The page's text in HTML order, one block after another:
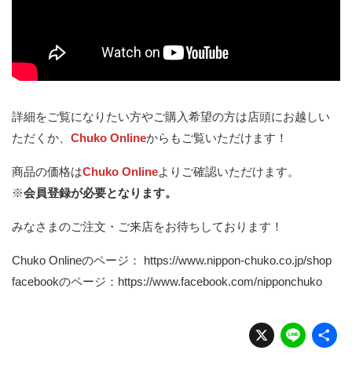
詳細をご覧になりたい方やご購入希望の方は店頭にお越しい
ただくか、 Chuko Onlineからもご覧いただけます！
商品の価格はChuko Onlineよりご確認いただけます。
※会員登録が必要となります。
みなさまのご注文・ご来店をお待ちしております！
Chuko Onlineのページ： https://www.nippon-chuko.co.jp/shop
facebookのページ： https://www.facebook.com/nipponchuko
X Li
n